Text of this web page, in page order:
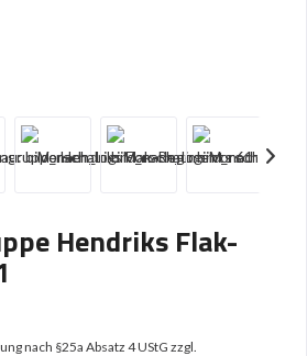
Hendriks Flak-
nach §25a Absatz 4 UStG zzgl.